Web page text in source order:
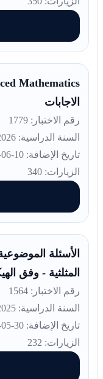
الاجابات
رقم الاختبار: 1779
السنة الدراسية: 2025/2026
تاريخ الإضافة: 10-06-2026
الزيارات: 340
الأسئلة
المثلثية - وفق
رقم الاختبار: 1564
السنة الدراسية: 2025-2026
تاريخ الإضافة: 30-05-2026
الزيارات: 232